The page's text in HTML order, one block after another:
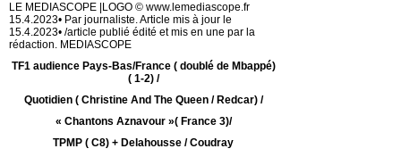
LE MEDIASCOPE |LOGO © www.lemediascope.fr
15.4.2023• Par journaliste. Article mis à jour le
15.4.2023• /article publié édité et mis en une par la
rédaction. MEDIASCOPE
TF1 audience Pays-Bas/France ( doublé de Mbappé)
( 1-2) /
Quotidien ( Christine And The Queen / Redcar) /
« Chantons Aznavour »( France 3)/
TPMP ( C8) + Delahousse / Coudray